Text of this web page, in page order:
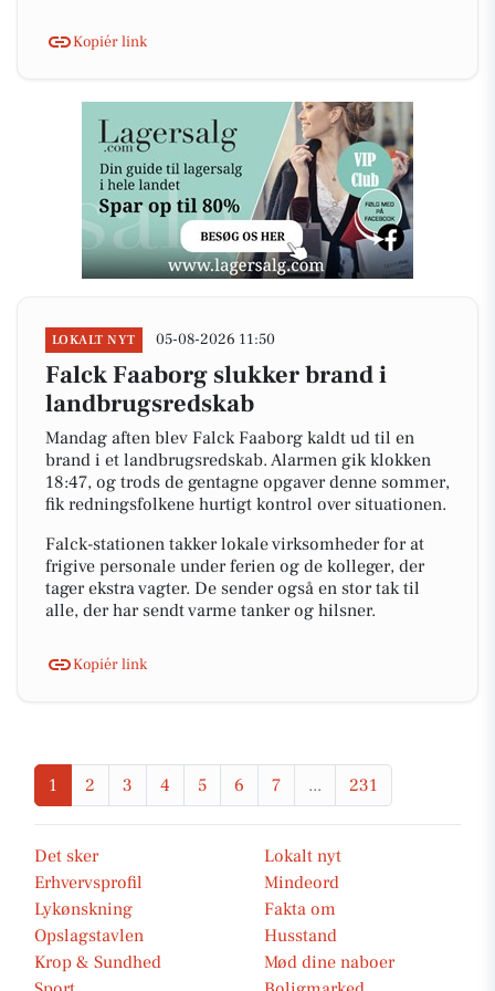
Kopiér link
LOKALT NYT 05-08-2026 11:50
Falck Faaborg slukker brand i
landbrugsredskab
Mandag aften blev Falck Faaborg kaldt ud til en
brand i et landbrugsredskab. Alarmen gik klokken
18:47, og trods de gentagne opgaver denne sommer,
fik redningsfolkene hurtigt kontrol over situationen.
Falck-stationen takker lokale virksomheder for at
frigive personale under ferien og de kolleger, der
tager ekstra vagter. De sender også en stor tak til
alle, der har sendt varme tanker og hilsner.
Kopiér link
1 2 3 4 5 6 7 ... 231
Det sker
Lokalt nyt
Erhvervsprofil
Mindeord
Lykønskning
Fakta om
Opslagstavlen
Husstand
Krop & Sundhed
Mød dine naboer